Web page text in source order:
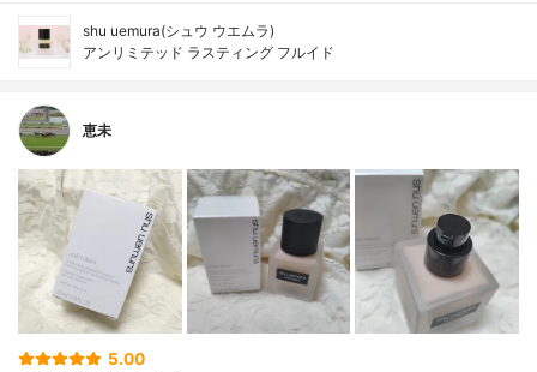
shu uemura(シュウ ウエムラ)
アンリミテッド ラスティング フルイド
恵未
5.00